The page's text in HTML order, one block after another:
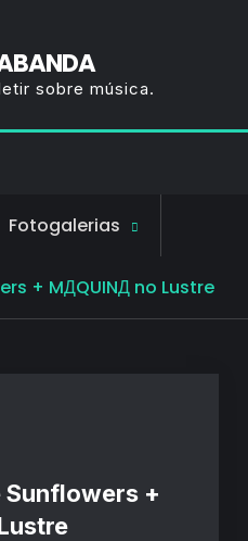
sobre música.
Fotogalerias
+ MДQUINД no Lustre
Sunflowers +